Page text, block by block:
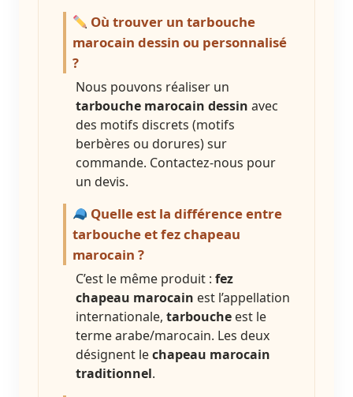
Où trouver un tarbouche
marocain dessin ou personnalisé
?
Nous pouvons réaliser un
tarbouche marocain dessin avec
des motifs discrets (motifs
berbères ou dorures) sur
commande. Contactez-nous pour
un devis.
Quelle est la différence entre
tarbouche et fez chapeau
marocain ?
C’est le même produit : fez
chapeau marocain est l’appellation
internationale, tarbouche est le
terme arabe/marocain. Les deux
désignent lechapeau marocain
traditionnel.